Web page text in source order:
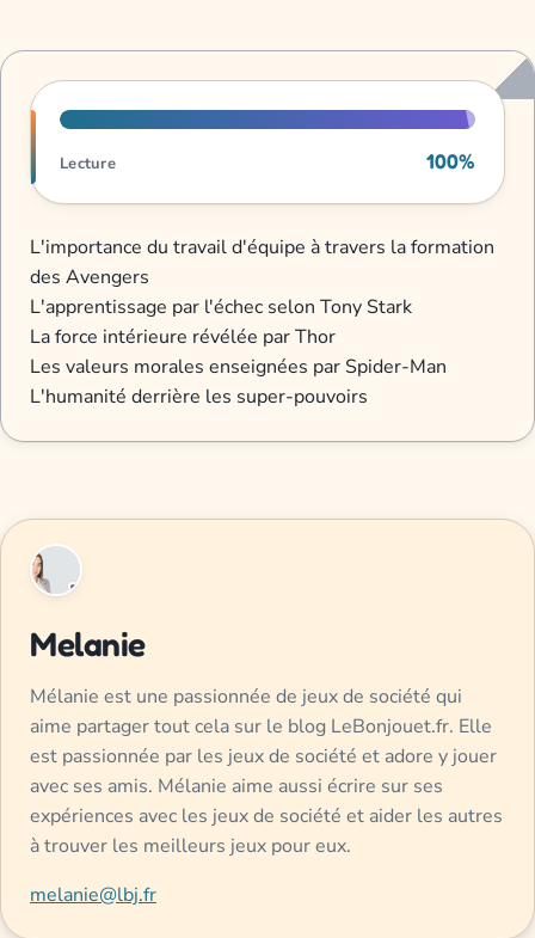
Progression de lecture
Lecture 100%
L'importance du travail d'équipe à travers la formation
des Avengers
L'apprentissage par l'échec selon Tony Stark
La force intérieure révélée par Thor
Les valeurs morales enseignées par Spider-Man
L'humanité derrière les super-pouvoirs
Melanie
Mélanie est une passionnée de jeux de société qui
aime partager tout cela sur le blog LeBonjouet.fr. Elle
est passionnée par les jeux de société et adore y jouer
avec ses amis. Mélanie aime aussi écrire sur ses
expériences avec les jeux de société et aider les autres
à trouver les meilleurs jeux pour eux.
melanie@lbj.fr